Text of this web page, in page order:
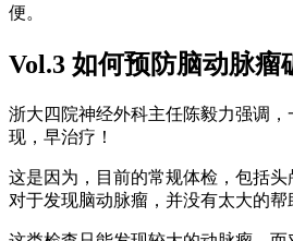
便。
Vol.3 如何预防脑动脉瘤
浙大四院神经外科主任陈毅力强调
现，早治疗！
这是因为，目前的常规体检，包括头
对于发现脑动脉瘤，并没有太大的帮